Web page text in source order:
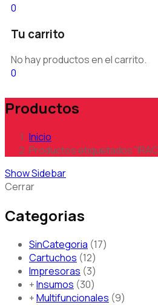
0
Tu carrito
No hay productos en el carrito.
0
Productos
Inicio
Productos etiquetados
Show Sidebar
Cerrar
Categorias
SinCategoria 17
Cartuchos 12
Impresoras 3
+Insumos 30
+Multifuncionales 9